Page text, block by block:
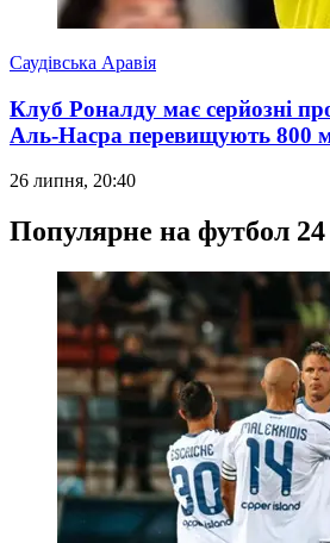
Саудівська Аравія
Клуб Роналду має серйозні
Аль-Насра перевищують 800
26 липня, 20:40
Популярне на футбол 24